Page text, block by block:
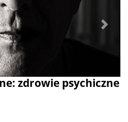
zdrowie psychiczne
Dalej